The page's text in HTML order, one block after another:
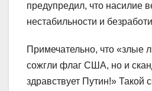
предупредил, что насилие
нестабильности и
Примечательно, что «злые
сожгли флаг США, но и
здравствует Путин!» Такой